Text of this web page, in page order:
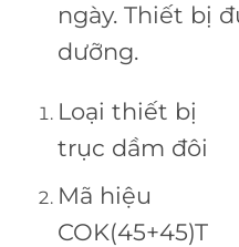
ngày. Thiết bị
dưỡng.
Loại
trục dầm đôi
Mã
COK(45+45)T